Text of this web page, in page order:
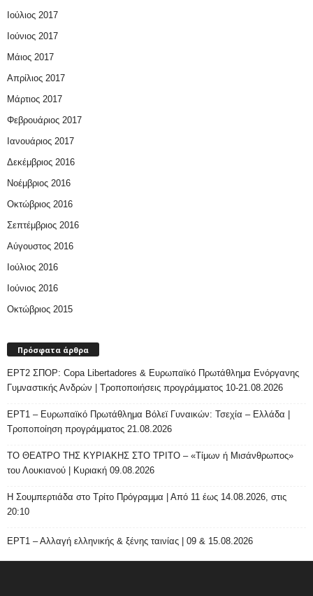
Ιούλιος 2017
Ιούνιος 2017
Μάιος 2017
Απρίλιος 2017
Μάρτιος 2017
Φεβρουάριος 2017
Ιανουάριος 2017
Δεκέμβριος 2016
Νοέμβριος 2016
Οκτώβριος 2016
Σεπτέμβριος 2016
Αύγουστος 2016
Ιούλιος 2016
Ιούνιος 2016
Οκτώβριος 2015
Πρόσφατα άρθρα
ΕΡΤ2 ΣΠΟΡ: Copa Libertadores & Ευρωπαϊκό Πρωτάθλημα Ενόργανης
Γυμναστικής Ανδρών | Τροποποιήσεις προγράμματος 10-21.08.2026
ΕΡΤ1 – Ευρωπαϊκό Πρωτάθλημα Βόλεϊ Γυναικών: Τσεχία – Ελλάδα |
Τροποποίηση προγράμματος 21.08.2026
ΤΟ ΘΕΑΤΡΟ ΤΗΣ ΚΥΡΙΑΚΗΣ ΣΤΟ ΤΡΙΤΟ – «Τίμων ή Μισάνθρωπος»
του Λουκιανού | Κυριακή 09.08.2026
H Σουμπερτιάδα στο Τρίτο Πρόγραμμα | Από 11 έως 14.08.2026, στις
20:10
ΕΡΤ1 – Αλλαγή ελληνικής & ξένης ταινίας | 09 & 15.08.2026